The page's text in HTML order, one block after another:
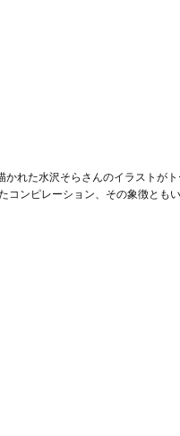
れた水沢そらさんのイラストがト
ンピレーション、その象徴とも